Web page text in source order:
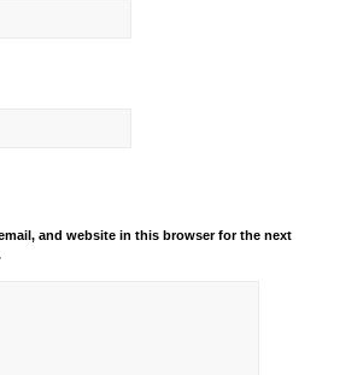
and website in this browser for the next